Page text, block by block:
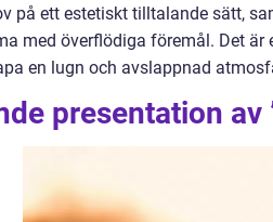
på ett estetiskt tilltalande sätt,
med överflödiga föremål. Det
en lugn och avslappnad
presentation